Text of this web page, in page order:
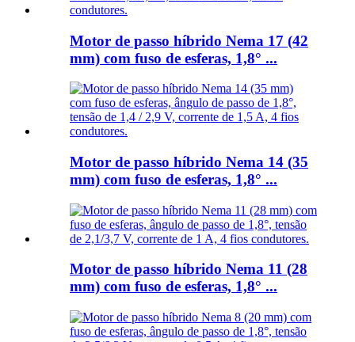
Motor de passo híbrido Nema 17 (42
mm) com fuso de esferas, 1,8° ...
Motor de passo híbrido Nema 14 (35
mm) com fuso de esferas, 1,8° ...
Motor de passo híbrido Nema 11 (28
mm) com fuso de esferas, 1,8° ...